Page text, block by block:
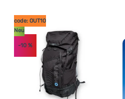
code: OUT10
Neu
-10 %